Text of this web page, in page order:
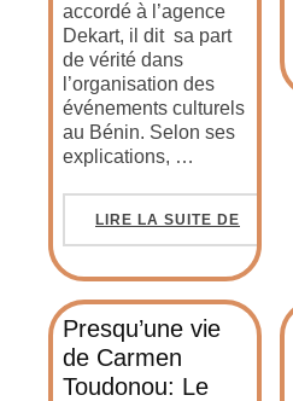
accordé à l’agence
Dekart, il dit sa part
de vérité dans
l’organisation des
événements culturels
au Bénin. Selon ses
explications, …
LIRE LA SUITE DE
Presqu’une vie
de Carmen
Toudonou: Le